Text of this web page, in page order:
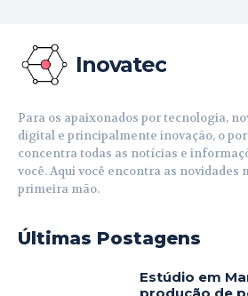
Inovatec
Para os apaixonados por tecnologia,
digital e principalmente inovação, o
concentra todas as notícias e
você. Aqui você encontra as novidades
primeira mão.
Últimas Postagens
Estúdio em